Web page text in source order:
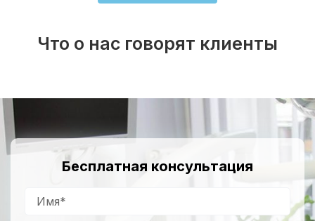
Что о нас говорят клиенты
Бесплатная консультация